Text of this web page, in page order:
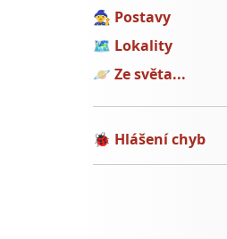
🧙 Postavy
🗺 Lokality
🪐 Ze světa...
🐞 Hlášení chyb